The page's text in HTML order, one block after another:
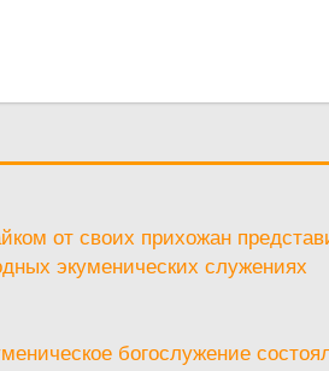
от своих прихожан
экуменических служениях
богослужение